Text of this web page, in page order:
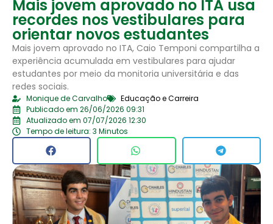
Mais jovem aprovado no ITA usa
recordes nos vestibulares para
orientar novos estudantes
Mais jovem aprovado no ITA, Caio Temponi compartilha a
experiência acumulada em vestibulares para ajudar
estudantes por meio da monitoria universitária e das
redes sociais.
Monique de Carvalho
Educação e Carreira
Publicado em 26/06/2026 09:31
Atualizado em 07/07/2026 12:30
Tempo de leitura: 3 Minutos